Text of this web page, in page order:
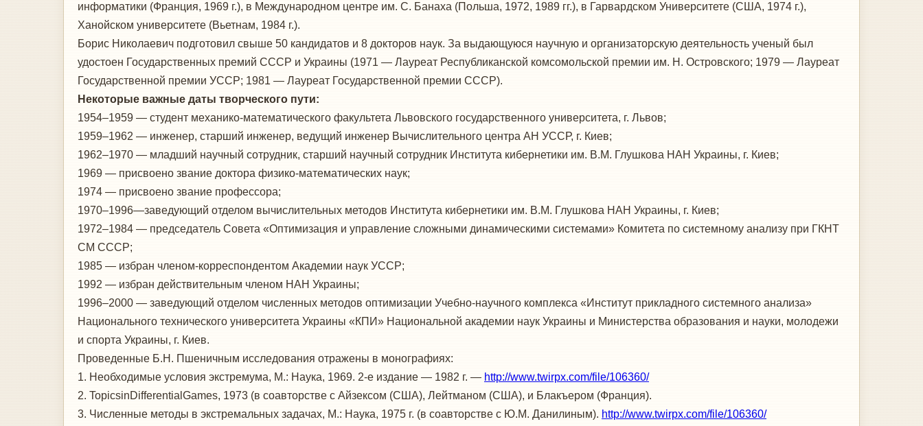
информатики (Франция, 1969 г.), в Международном центре им. С. Банаха (Польша, 1972, 1989 гг.), в Гарвардском Университете (США, 1974 г.),
Ханойском университете (Вьетнам, 1984 г.).
Борис Николаевич подготовил свыше 50 кандидатов и 8 докторов наук. За выдающуюся научную и организаторскую деятельность ученый был
удостоен Государственных премий СССР и Украины (1971 — Лауреат Республиканской комсомольской премии им. Н. Островского; 1979 — Лауреат
Государственной премии УССР; 1981 — Лауреат Государственной премии СССР).
Некоторые важные даты творческого пути:
1954–1959 — студент механико-математического факультета Львовского государственного университета, г. Львов;
1959–1962 — инженер, старший инженер, ведущий инженер Вычислительного центра АН УССР, г. Киев;
1962–1970 — младший научный сотрудник, старший научный сотрудник Института кибернетики им. В.М. Глушкова НАН Украины, г. Киев;
1969 — присвоено звание доктора физико-математических наук;
1974 — присвоено звание профессора;
1970–1996—заведующий отделом вычислительных методов Института кибернетики им. В.М. Глушкова НАН Украины, г. Киев;
1972–1984 — председатель Совета «Оптимизация и управление сложными динамическими системами» Комитета по системному анализу при ГКНТ
СМ СССР;
1985 — избран членом-корреспондентом Академии наук УССР;
1992 — избран действительным членом НАН Украины;
1996–2000 — заведующий отделом численных методов оптимизации Учебно-научного комплекса «Институт прикладного системного анализа»
Национального технического университета Украины «КПИ» Национальной академии наук Украины и Министерства образования и науки, молодежи
и спорта Украины, г. Киев.
Проведенные Б.Н. Пшеничным исследования отражены в монографиях:
1. Необходимые условия экстремума, М.: Наука, 1969. 2-е издание — 1982 г. — http://www.twirpx.com/file/106360/
2. TopicsinDifferentialGames, 1973 (в соавторстве с Айзексом (США), Лейтманом (США), и Блакъером (Франция).
3. Численные методы в экстремальных задачах, М.: Наука, 1975 г. (в соавторстве с Ю.М. Данилиным). http://www.twirpx.com/file/106360/